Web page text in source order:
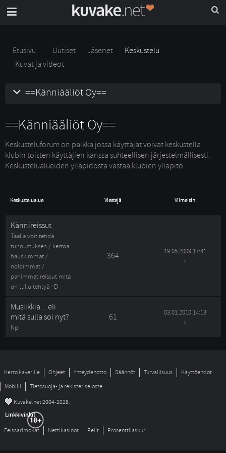
Etusivu Uutiset Jäsenet
Keskustelu
Kuvat ja videot
==Känniääliöt Oy==
==Känniääliöt Oy==
Keskusteluforum on paikka jossa käyttäjät voivat keskustella
klubin toisten käyttäjien kanssa suhteellisen järjestelmällisesti.
Keskustelualueiden ylläpidosta vastaa klubien ylläpito.
Keskustelualue Viestejä Viimeisin
Kännireissut
Täällä voit tehdä
tunnustuksen / kertoa
hauskimmat /
noloimmat /
pahimmat reissut mitä
on tullu tehtyä =D
364 19.05.2009 17:41
Musiikkia... eli
mitä sulla soi nyt?
Np:
61 03.01.2010 14:13
Kerro kaverille Ohjeet Yhteydenotto Säännöt Turvallisuus
Käyttöehdot
Mobiili
Tietosuoja- ja rekisteriseloste
© Kuvake.net 2004-2026.
Linkkivinkit
Feissarimokat Nettikasinot Pelit Prosenttilaskuri